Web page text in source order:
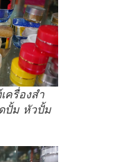
ครื่องสำ
ปั้ม หัวปั้ม